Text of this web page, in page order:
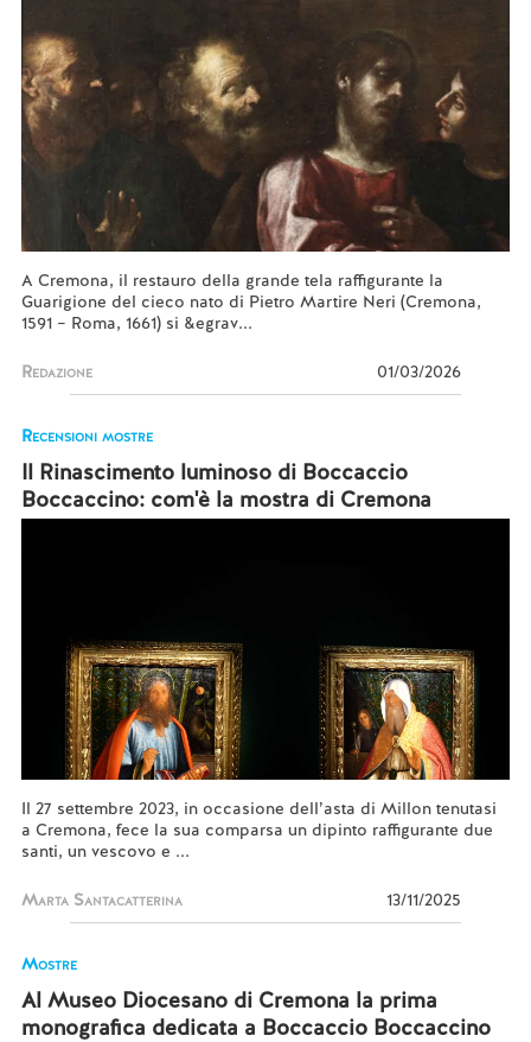
A Cremona, il restauro della grande tela raffigurante la
Guarigione del cieco nato di Pietro Martire Neri (Cremona,
1591 – Roma, 1661) si &egrav...
Redazione 01/03/2026
Recensioni mostre
Il Rinascimento luminoso di Boccaccio
Boccaccino: com'è la mostra di Cremona
Il 27 settembre 2023, in occasione dell’asta di Millon tenutasi
a Cremona, fece la sua comparsa un dipinto raffigurante due
santi, un vescovo e ...
Marta Santacatterina 13/11/2025
Mostre
Al Museo Diocesano di Cremona la prima
monografica dedicata a Boccaccio Boccaccino